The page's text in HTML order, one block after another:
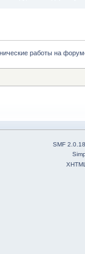
работы на
SMF 2.0.18